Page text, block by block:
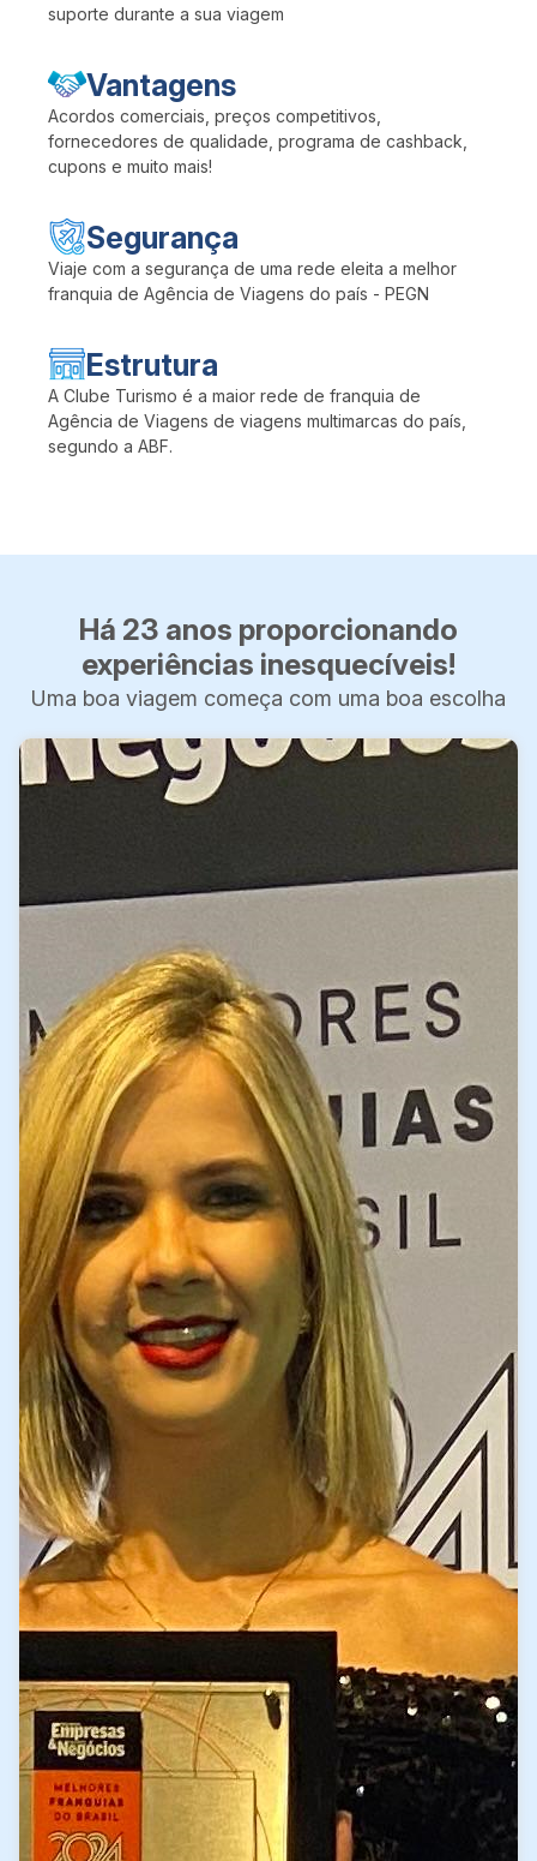
suporte durante a sua viagem
Vantagens
Acordos comerciais, preços competitivos,
fornecedores de qualidade, programa de cashback,
cupons e muito mais!
Segurança
Viaje com a segurança de uma rede eleita a melhor
franquia de Agência de Viagens do país - PEGN
Estrutura
A Clube Turismo é a maior rede de franquia de
Agência de Viagens de viagens multimarcas do país,
segundo a ABF.
Há 23 anos proporcionando
experiências inesquecíveis!
Uma boa viagem começa com uma boa escolha